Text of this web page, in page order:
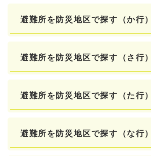
避難所を防災地区で探す（か行）
避難所を防災地区で探す（さ行）
避難所を防災地区で探す（た行）
避難所を防災地区で探す（な行）